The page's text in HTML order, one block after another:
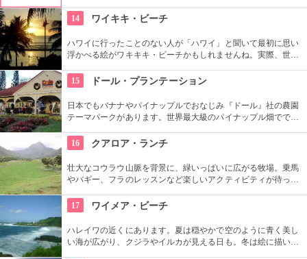
では螺細製品や乗り下など、韓国の伝統工芸品を取り扱い、お
気に入りの１つが見つかるはず。
14 ワイキキ・ビーチ
ハワイに行ったことのない人が「ハワイ」と聞いて最初に思い
浮かべる絵がワキキキ・ビーチかもしれませんね。実際、世界
ド・ヘッドが広がるビーチを散策し、「ハワイに来た！」を実
感したいものですね。
15 ドール・プランテーション
日本でもバナナやパイナップルでおなじみ『ドール』社の農園
テーマパークがあります。世界最大級のパイナップル畑ででき
めるアトラクションがあります。カワイイお土産もいっぱい。
16 クアロア・ランチ
壮大なコウラウ山脈を背景に、緑いっぱいに広がる牧場。乗馬
やバギー、フラのレッスンなど楽しいアクティビティが待って
ック・パーク』のロケ地としても知られ、ロケ地巡りのバスも
あります。
17 ワイメア・ビーチ
ハレイワの近くにあります。夏は穏やかで空のように青く美し
い海が広がり、クジラやイルカが見える日も。冬は絵に描いた